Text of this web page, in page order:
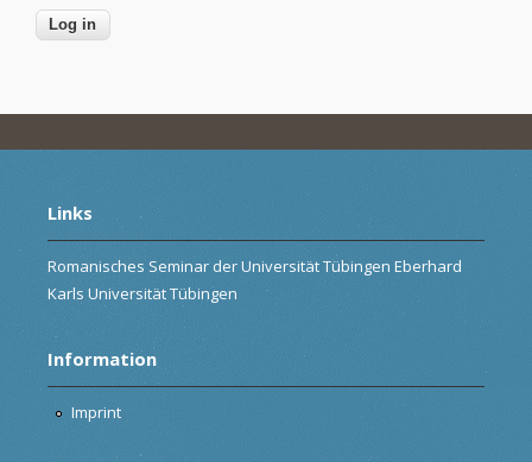
Links
Romanisches Seminar der Universität Tübingen Eberhard
Karls Universität Tübingen
Information
Imprint